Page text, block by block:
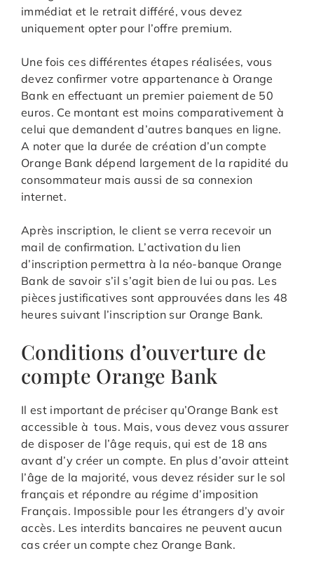
immédiat et le retrait différé, vous devez
uniquement opter pour l’offre premium.
Une fois ces différentes étapes réalisées, vous
devez confirmer votre appartenance à Orange
Bank en effectuant un premier paiement de 50
euros. Ce montant est moins comparativement à
celui que demandent d’autres banques en ligne.
A noter que la durée de création d’un compte
Orange Bank dépend largement de la rapidité du
consommateur mais aussi de sa connexion
internet.
Après inscription, le client se verra recevoir un
mail de confirmation. L’activation du lien
d’inscription permettra à la néo-banque Orange
Bank de savoir s’il s’agit bien de lui ou pas. Les
pièces justificatives sont approuvées dans les 48
heures suivant l’inscription sur Orange Bank.
Conditions d’ouverture de
compte Orange Bank
Il est important de préciser qu’Orange Bank est
accessible à tous. Mais, vous devez vous assurer
de disposer de l’âge requis, qui est de 18 ans
avant d’y créer un compte. En plus d’avoir atteint
l’âge de la majorité, vous devez résider sur le sol
français et répondre au régime d’imposition
Français. Impossible pour les étrangers d’y avoir
accès. Les interdits bancaires ne peuvent aucun
cas créer un compte chez Orange Bank.